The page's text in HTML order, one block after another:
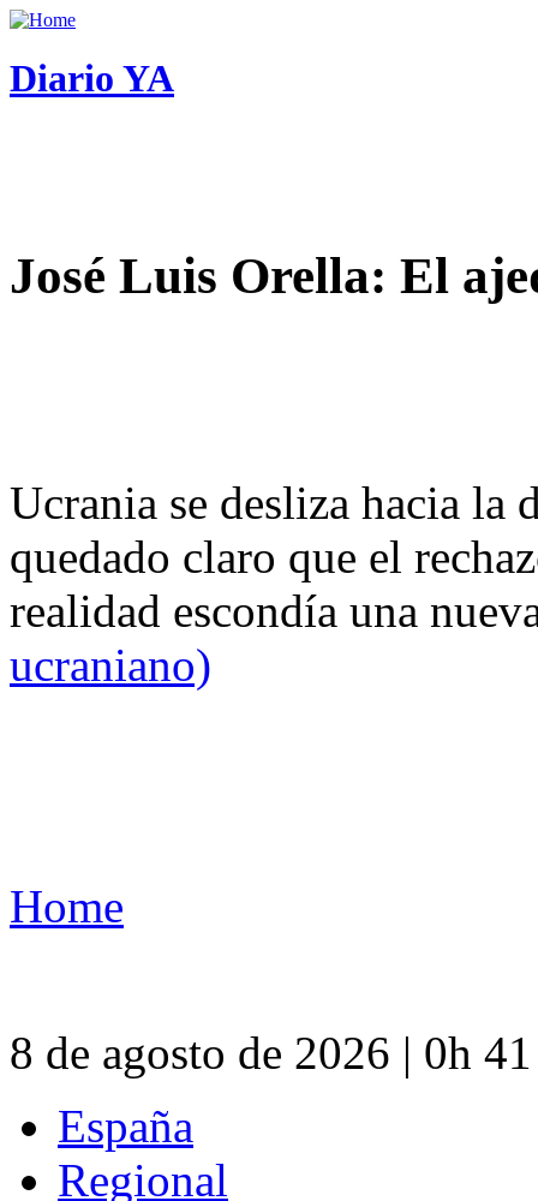
Diario YA
José Luis Orella: El
Ucrania se desliza hacia
quedado claro que el
realidad escondía una
ucraniano)
Home
8 de agosto de 2026 | 0h
España
Regional